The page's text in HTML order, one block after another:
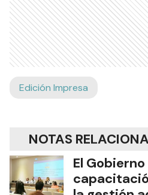
Edición Impresa
NOTAS
El